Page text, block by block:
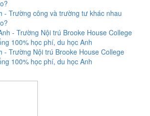
- Trường công và trường tư khác nhau
- Trường Nội trú Brooke House College
100% học phí, du học Anh